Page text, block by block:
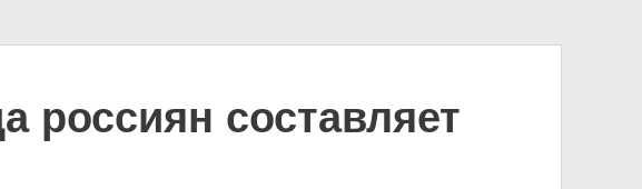
россиян составляет